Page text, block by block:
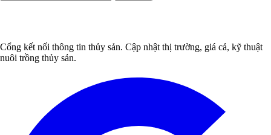
Cổng kết nối thông tin thủy sản. Cập nhật thị trường, giá cả, kỹ thuật
nuôi trồng thủy sản.